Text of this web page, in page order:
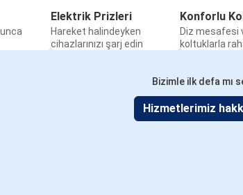
Elektrik Prizleri
Hareket halindeyken
cihazlarınızı şarj edin
Konforlu
Diz mesafesi
koltuklarla
Bizimle ilk defa mı
Hizmetlerimiz